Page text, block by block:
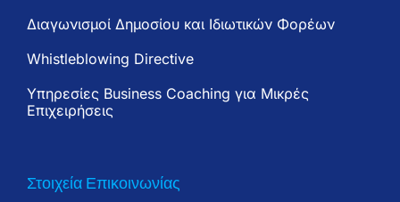
Διαγωνισμοί Δημοσίου και Ιδιωτικών Φορέων
Whistleblowing Directive
Υπηρεσίες Business Coaching για Μικρές
Επιχειρήσεις
Στοιχεία Επικοινωνίας